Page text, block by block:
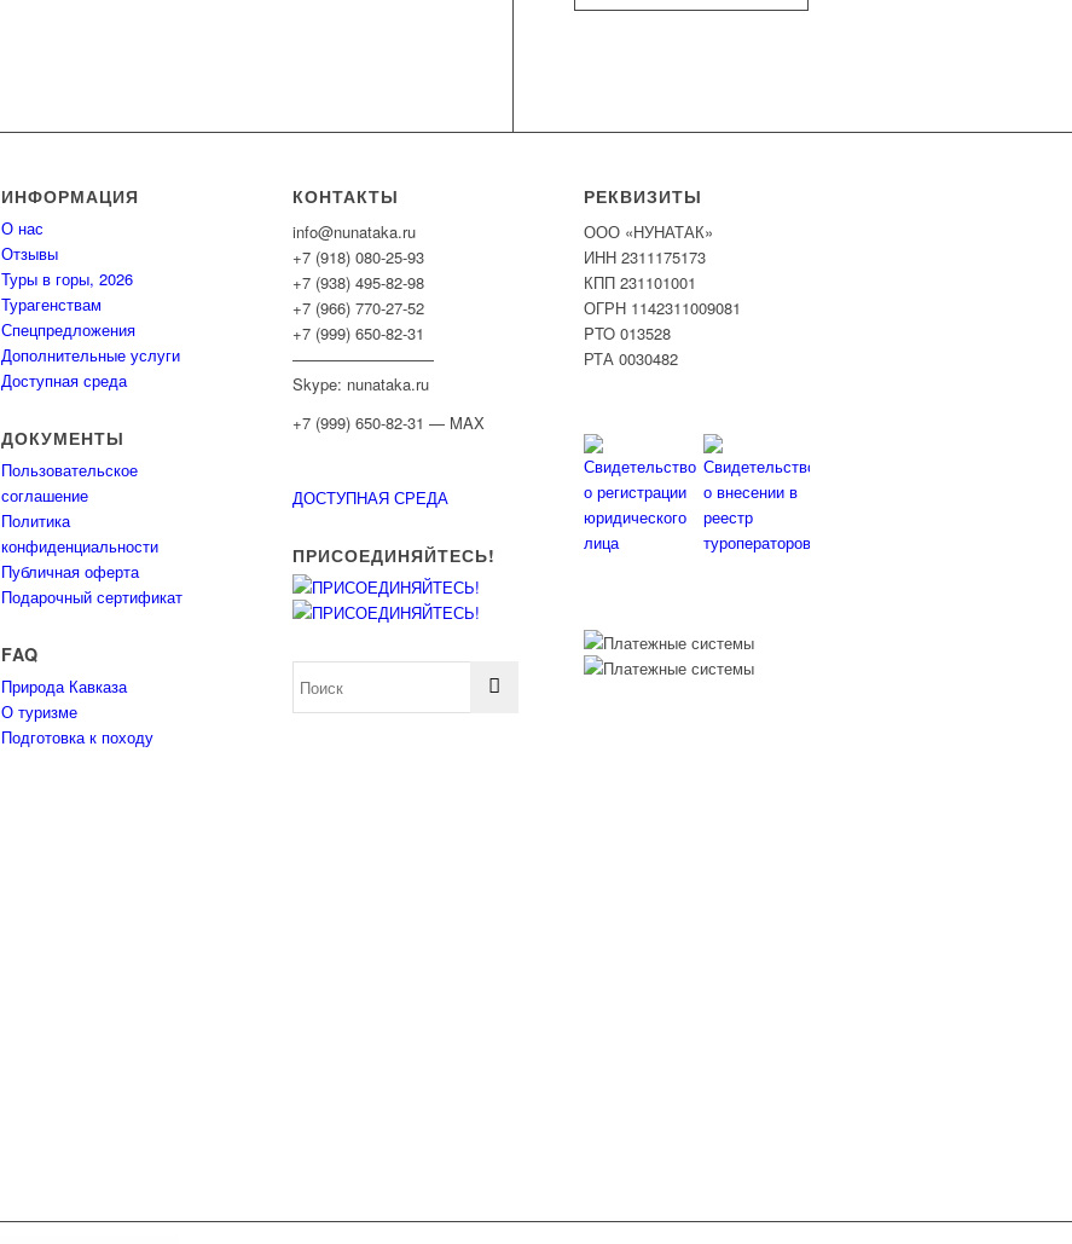
ИНФОРМАЦИЯ
О нас
Отзывы
Туры в горы, 2026
Турагенствам
Спецпредложения
Дополнительные услуги
Доступная среда
ДОКУМЕНТЫ
Пользовательское
соглашение
Политика
конфиденциальности
Публичная оферта
Подарочный сертификат
FAQ
Природа Кавказа
О туризме
Подготовка к походу
КОНТАКТЫ
info@nunataka.ru
+7 (918) 080-25-93
+7 (938) 495-82-98
+7 (966) 770-27-52
+7 (999) 650-82-31
—————————
Skype: nunataka.ru
+7 (999) 650-82-31 — MAX
ДОСТУПНАЯ СРЕДА
ПРИСОЕДИНЯЙТЕСЬ!
РЕКВИЗИТЫ
ООО «НУНАТАК»
ИНН 2311175173
КПП 231101001
ОГРН 1142311009081
PTO 013528
РТА 0030482